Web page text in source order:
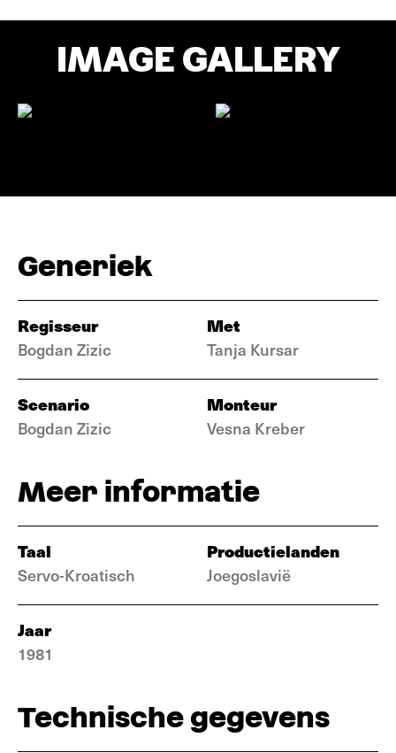
IMAGE GALLERY
Generiek
Regisseur
Bogdan Zizic
Met
Tanja Kursar
Scenario
Bogdan Zizic
Monteur
Vesna Kreber
Meer informatie
Taal
Servo-Kroatisch
Productielanden
Joegoslavië
Jaar
1981
Technische gegevens